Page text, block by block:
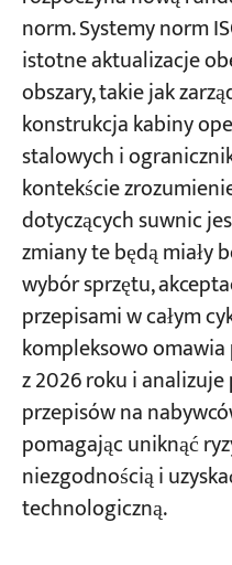
Projekty
Blogi
Aktualności
Aplikacje
O nas
Skontaktuj się z nami
EN 13001-3-
Projektowanie
dowód kompetencji
i odlewanych
W obliczu nowych
niezawodnego
Dlaczego warto
w produkcji
Własna fabryka,
Prawdziwe
Pozwól nam
przepisami
norm. Systemy norm
istotne aktualizacje
obszary, takie jak
konstrukcja kabiny
stalowych i
kontekście
dotyczących suwnic
zmiany te będą miały
wybór sprzętu,
przepisami w całym
kompleksowo
z 2026 roku i
przepisów na
pomagając uniknąć
niezgodnością i
technologiczną.